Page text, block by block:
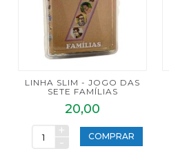
LINHA SLIM - JOGO DAS
SETE FAMÍLIAS
20,00
+
-
COMPRAR